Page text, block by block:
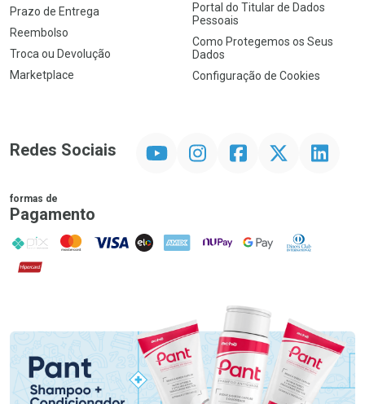
Prazo de Entrega
Reembolso
Troca ou Devolução
Marketplace
Portal do Titular de Dados
Pessoais
Como Protegemos os Seus
Dados
Configuração de Cookies
Redes Sociais InstagramFacebookTwitter Linkedin
formas de
Pagamento
PIX MasterCard
VISA ELO AMEX NuPay Google PayDiners Club
Hipercard
Promoção em Destaque